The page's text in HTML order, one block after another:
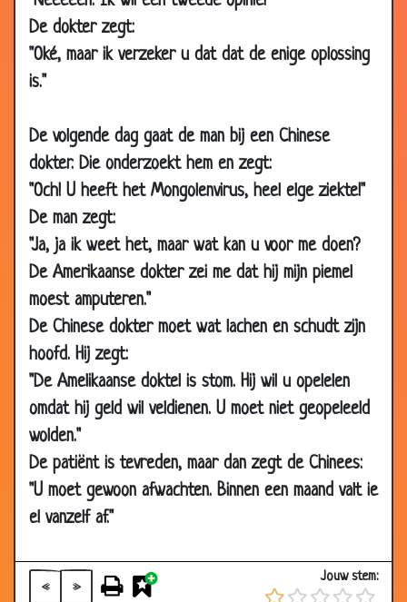
De dokter zegt:
"Oké, maar ik verzeker u dat dat de enige oplossing
is."
De volgende dag gaat de man bij een Chinese
dokter. Die onderzoekt hem en zegt:
"Och! U heeft het Mongolenvirus, heel elge ziekte!"
De man zegt:
"Ja, ja ik weet het, maar wat kan u voor me doen?
De Amerikaanse dokter zei me dat hij mijn piemel
moest amputeren."
De Chinese dokter moet wat lachen en schudt zijn
hoofd. Hij zegt:
"De Amelikaanse doktel is stom. Hij wil u opelelen
omdat hij geld wil veldienen. U moet niet geopeleeld
wolden."
De patiënt is tevreden, maar dan zegt de Chinees:
"U moet gewoon afwachten. Binnen een maand valt ie
el vanzelf af."
« »
Jouw stem:
12 Jul 2018
Donatie
2.79
11 Jul 2018
15 Jun 2018
Is uw vriend timmerman?
05 Jun 2018 Cement
15 May
2018
Hartpatiënt 2.58
08 May
2018
Lepels 2.68
26 Apr
2018
Spreekruimte
24 Mar
2018
Rechterbeen
10 Mar
2018
Alles doet pijn! 2.82
08 Mar
2018
Stoel? 2.79
23 Feb 2018 Wat is het probleem?
20 May
Eigen dokterspraktijk 3.59